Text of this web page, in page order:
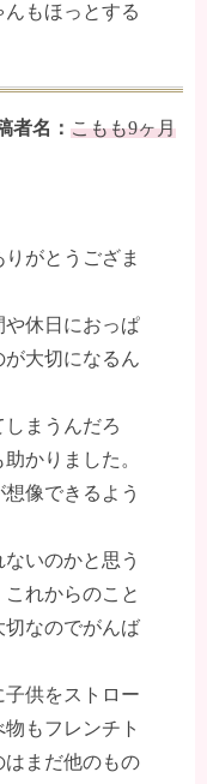
もほっとする
者名： こもも9ヶ月
がとうござま
休日におっぱ
大切になるん
まうんだろ
かりました。
像できるよう
いのかと思う
れからのこと
切なのでがんば
供をストロー
もフレンチト
はまだ他のもの